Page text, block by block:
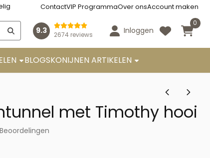
ContactVIP ProgrammaOver onsAccount maken
9.3 2674 reviews Inloggen
0
BLOGSKONIJNEN ARTIKELEN
met Timothy hooi
voor